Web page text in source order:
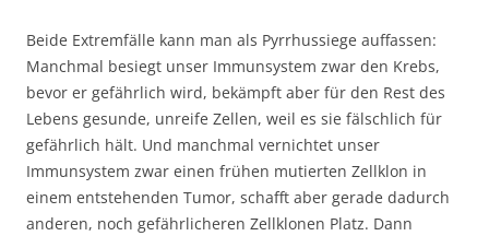
Beide Extremfälle kann man als Pyrrhussiege auffassen:
Manchmal besiegt unser Immunsystem zwar den Krebs,
bevor er gefährlich wird, bekämpft aber für den Rest des
Lebens gesunde, unreife Zellen, weil es sie fälschlich für
gefährlich hält. Und manchmal vernichtet unser
Immunsystem zwar einen frühen mutierten Zellklon in
einem entstehenden Tumor, schafft aber gerade dadurch
anderen, noch gefährlicheren Zellklonen Platz. Dann